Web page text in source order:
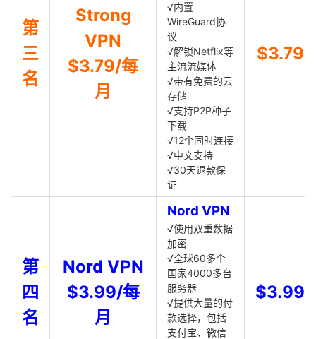
第
三
名
Strong
VPN
$3.79/每
月
√内置
WireGuard协
议
√解锁Netflix等
主流流媒体
√带有免费的云
存储
√支持P2P种子
下载
√12个同时连接
√中文支持
√30天退款保
证
$3.79
第
四
名
Nord VPN
$3.99/每
月
Nord VPN
√使用双重数据
加密
√全球60多个
国家4000多台
服务器
√提供大量的付
款选择，包括
支付宝、微信
$3.99